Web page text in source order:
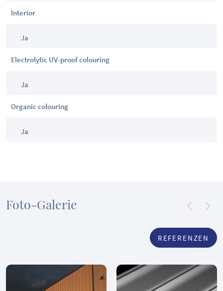
Interior
Ja
Electrolytic UV-proof colouring
Ja
Organic colouring
Ja
Foto-Galerie
REFERENZEN